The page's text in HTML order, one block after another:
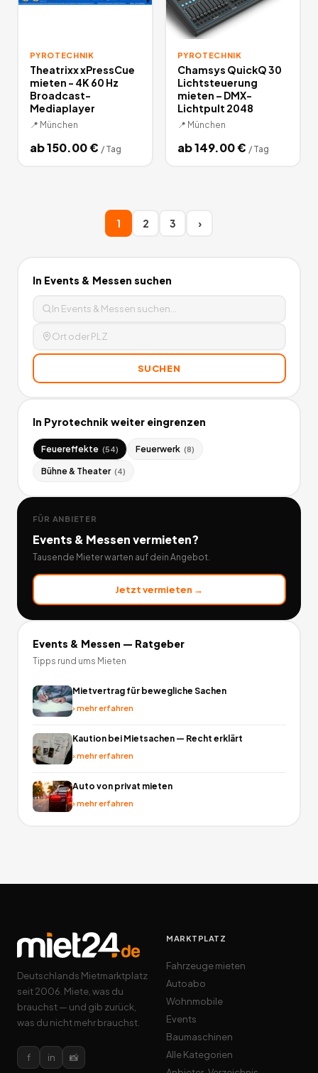
PYROTECHNIK
Theatrixx xPressCue
mieten - 4K 60 Hz
Broadcast-
Mediaplayer
📍 München
ab150.00€ / Tag
PYROTECHNIK
Chamsys QuickQ 30
Lichtsteuerung
mieten – DMX-
Lichtpult 2048
📍 München
ab149.00€ / Tag
1 2 3 ›
In Events & Messen suchen
SUCHEN
In Pyrotechnik weiter eingrenzen
Feuereffekte (54) Feuerwerk (8)
Bühne & Theater (4)
FÜR ANBIETER
Events & Messenvermieten?
Tausende Mieter warten auf dein Angebot.
Jetzt vermieten →
Events & Messen — Ratgeber
Tipps rund ums Mieten
Mietvertrag für bewegliche Sachen
›mehr erfahren
Kaution bei Mietsachen — Recht erklärt
›mehr erfahren
Auto von privat mieten
›mehr erfahren
Deutschlands Mietmarktplatz
seit 2006. Miete, was du
brauchst — und gib zurück,
was du nicht mehr brauchst.
f in 📸
MARKTPLATZ
Fahrzeuge mieten
Autoabo
Wohnmobile
Events
Baumaschinen
Alle Kategorien